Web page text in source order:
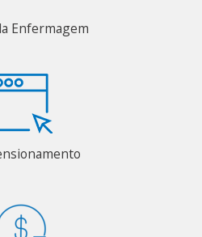
Enfermagem